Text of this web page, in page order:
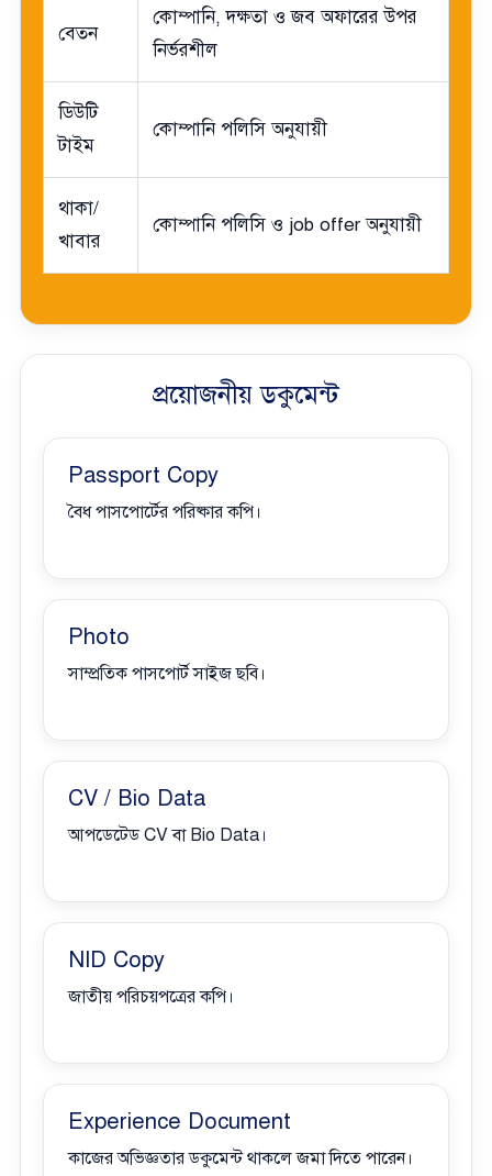
বেতন
কোম্পানি, দক্ষতা ও জব অফারের উপর
নির্ভরশীল
ডিউটি
টাইম
কোম্পানি পলিসি অনুযায়ী
থাকা/
খাবার
কোম্পানি পলিসি ও job offer অনুযায়ী
প্রয়োজনীয় ডকুমেন্ট
Passport Copy
বৈধ পাসপোর্টের পরিষ্কার কপি।
Photo
সাম্প্রতিক পাসপোর্ট সাইজ ছবি।
CV / Bio Data
আপডেটেড CV বা Bio Data।
NID Copy
জাতীয় পরিচয়পত্রের কপি।
Experience Document
কাজের অভিজ্ঞতার ডকুমেন্ট থাকলে জমা দিতে পারেন।